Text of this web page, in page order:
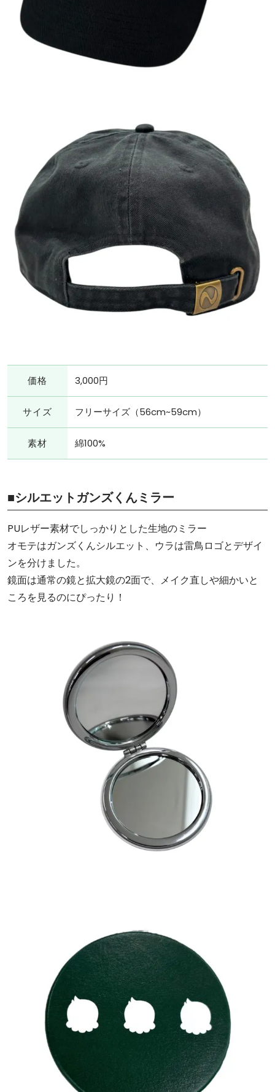
価格 3,000円
サイズ フリーサイズ（56cm~59cm）
素材 綿100%
■シルエットガンズくんミラー
PUレザー素材でしっかりとした生地のミラー
オモテはガンズくんシルエット、ウラは雷鳥ロゴとデザイ
ンを分けました。
鏡面は通常の鏡と拡大鏡の2面で、メイク直しや細かいと
ころを見るのにぴったり！